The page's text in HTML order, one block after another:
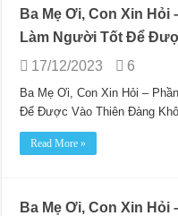
Ba Mẹ Ơi, Con Xin Hỏi
Làm Người Tốt Để
17/12/2023
6
Ba Mẹ Ơi, Con Xin Hỏi –
Để Được Vào Thiên Đàng
Read More »
Ba Mẹ Ơi, Con Xin Hỏi